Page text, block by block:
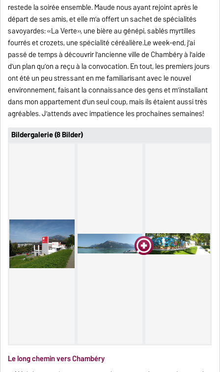
restede la soirée ensemble. Maude nous ayant rejoint après le
départ de ses amis, et elle m’a offert un sachet de spécialités
savoyardes: «La Verte», une bière au génépi, sablés myrtilles
fourrés et crozets, une spécialité céréalière.Le week-end, j’ai
passé de temps à découvrir l’ancienne ville de Chambéry à l’aide
d’un plan qu’on a reçu à la convocation. En tout, les premiers jours
ont été un peu stressant en me familiarisant avec le nouvel
environnement, faisant la connaissance des gens et m’installant
dans mon appartement d’un seul coup, mais ils étaient aussi très
agréables. J’attends avec impatience les prochaines semaines!
Bildergalerie (8 Bilder)
Le long chemin vers Chambéry